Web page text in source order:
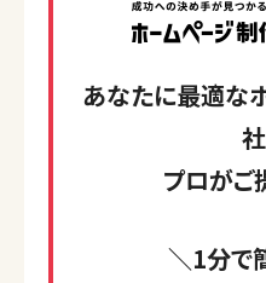
あなたに最適な
プロがご
＼1分で